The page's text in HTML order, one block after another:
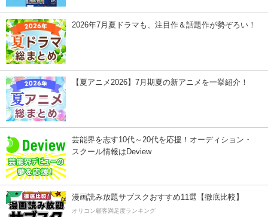
2026年7月夏ドラマも、注目作＆話題作が勢ぞろい！
【夏アニメ2026】7月期夏の新アニメを一挙紹介！
芸能界を志す10代～20代を応援！オーディション・
スクール情報はDeview
漫画読み放題サブスクおすすめ11選【徹底比較】
オリコン顧客満足度ランキング